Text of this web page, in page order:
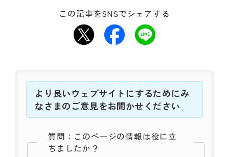
この記事をSNSでシェアする
より良いウェブサイトにするためにみ
なさまのご意見をお聞かせください
質問：このページの情報は役に立
ちましたか？